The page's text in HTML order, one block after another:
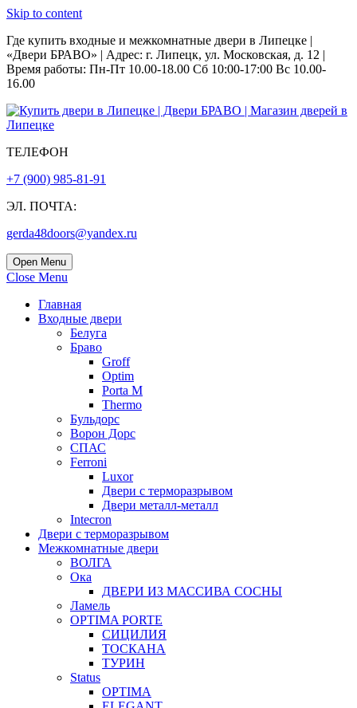
Skip to content
Где купить входные и межкомнатные двери в Липецке |
«Двери БРАВО» | Адрес: г. Липецк, ул. Московская, д. 12 |
Время работы: Пн-Пт 10.00-18.00 Сб 10:00-17:00 Вс 10.00-
16.00
ТЕЛЕФОН
+7 (900) 985-81-91
ЭЛ. ПОЧТА:
gerda48doors@yandex.ru
Open Menu
Close Menu
Главная
Входные двери
Белуга
Браво
Groff
Optim
Porta М
Thermo
Бульдорс
Ворон Дорс
СПАС
Ferroni
Luxor
Двери с терморазрывом
Двери металл-металл
Intecron
Двери с терморазрывом
Межкомнатные двери
ВОЛГА
Ока
ДВЕРИ ИЗ МАССИВА СОСНЫ
Ламель
OPTIMA PORTE
СИЦИЛИЯ
ТОСКАНА
ТУРИН
Status
OPTIMA